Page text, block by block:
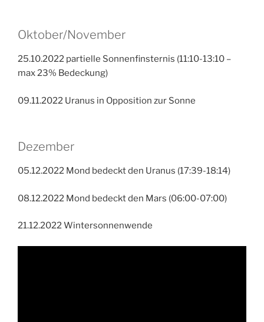
Oktober/November
25.10.2022 partielle Sonnenfinsternis (11:10-13:10 –
max 23% Bedeckung)
09.11.2022 Uranus in Opposition zur Sonne
Dezember
05.12.2022 Mond bedeckt den Uranus (17:39-18:14)
08.12.2022 Mond bedeckt den Mars (06:00-07:00)
21.12.2022 Wintersonnenwende